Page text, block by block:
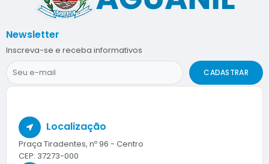
Localização
Praça Tiradentes, nº 96 - Centro
CEP: 37273-000
Newsletter
Inscreva-se e receba informativos
CADASTRAR